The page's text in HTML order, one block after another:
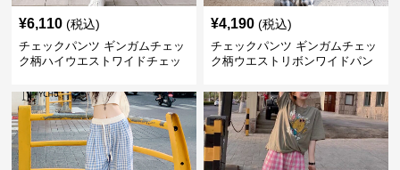
¥6,110 (税込)
チェックパンツ ギンガムチェッ
ク柄ハイウエストワイドチェッ
¥4,190 (税込)
チェックパンツ ギンガムチェッ
ク柄ウエストリボンワイドパン